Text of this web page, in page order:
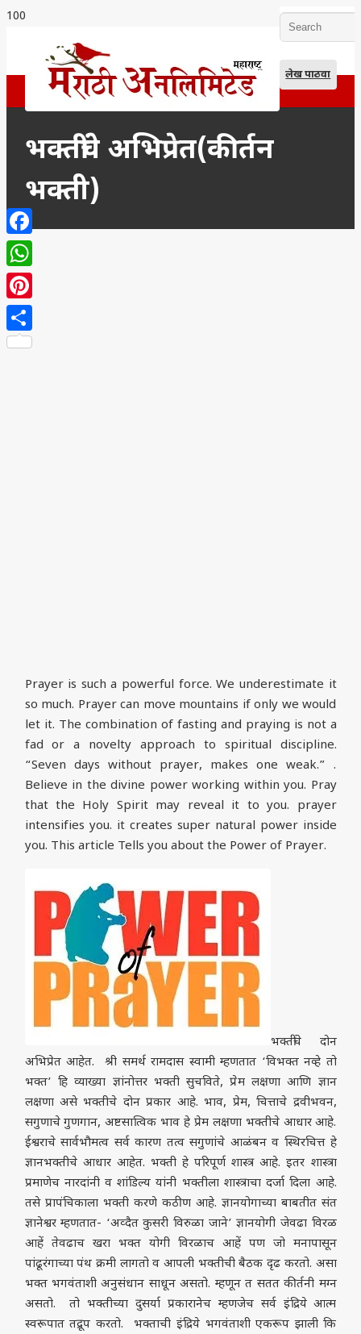
लेख पाठवा
भक्तींचे अभिप्रेत(कीर्तन
भक्ती)
Prayer is such a powerful force. We underestimate it
so much. Prayer can move mountains if only we would
let it. The combination of fasting and praying is not a
fad or a novelty approach to spiritual discipline.
“Seven days without prayer, makes one weak.” .
Believe in the divine power working within you. Pray
that the Holy Spirit may reveal it to you. prayer
intensifies you. it creates super natural power inside
you. This article Tells you about the Power of Prayer.
भक्तींचे दोन
अभिप्रेत आहेत. श्री समर्थ रामदास स्वामी म्हणतात ‘विभक्त नव्हे तो
भक्त’ हि व्याख्या ज्ञांनोत्तर भक्ती सुचविते, प्रेम लक्षणा आणि ज्ञान
लक्षणा असे भक्तीचे दोन प्रकार आहे. भाव, प्रेम, चित्ताचे द्रवीभवन,
सगुणाचे गुणगान, अष्टसात्विक भाव हे प्रेम लक्षणा भक्तीचे आधार आहे.
ईश्वराचे सार्वभौमत्व सर्व कारण तत्व सगुणांचे आळंबन व स्थिरचित्त हे
ज्ञानभक्तीचे आधार आहेत. भक्ती हे परिपूर्ण शास्त्र आहे. इतर शास्त्रा
प्रमाणेच नारदांनी व शांडिल्य यांनी भक्तीला शास्त्राचा दर्जा दिला आहे.
तसे प्रापंचिकाला भक्ती करणे कठीण आहे. ज्ञानयोगाच्या बाबतीत संत
ज्ञानेश्वर म्हणतात- ‘अव्दैत कुसरी विरुळा जाने’ ज्ञानयोगी जेवढा विरळ
आहें तेवढाच खरा भक्त योगी विरळाच आहें पण जो मनापासून
पांढूरंगाच्या पंथ क्रमी लागतो व आपली भक्तीची बैठक दृढ करतो. असा
भक्त भगवंताशी अनुसंधान साधून असतो. म्हणून त सतत कीर्तनी मग्न
असतो. तो भक्तीच्या दुसर्या प्रकारानेच म्हणजेच सर्व इंद्रिये आत्म
स्वरूपात तद्रूप करतो. भक्ताची इंद्रिये भगवंताशी एकरूप झाली कि
Facebook
WhatsApp
Pinterest
Share